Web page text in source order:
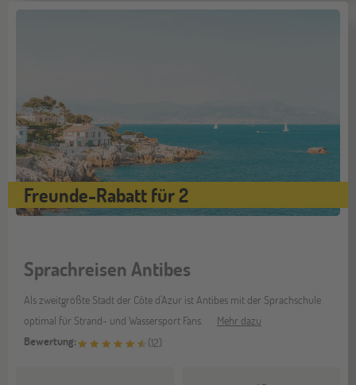
Freunde-Rabatt für 2
Sprachreisen Antibes
Als zweitgrößte Stadt der Côte d'Azur ist Antibes mit der Sprachschule
optimal für Strand- und Wassersport Fans.
Mehr dazu
Bewertung:
(12)